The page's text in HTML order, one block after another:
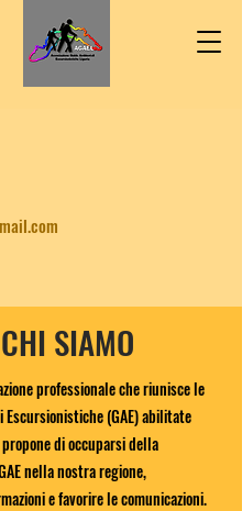
CHI SIAMO
professionale che riunisce le
Escursionistiche (GAE) abilitate
di occuparsi della
nella nostra regione,
e favorire le comunicazioni.